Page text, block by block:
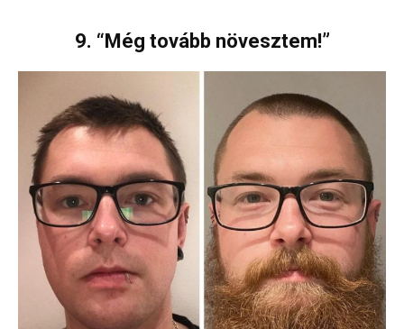
9. “Még tovább növesztem!”